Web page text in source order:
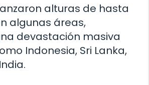
alturas de hasta
algunas áreas,
devastación masiva
Indonesia, Sri Lanka,